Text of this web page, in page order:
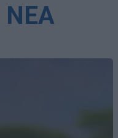
ΝΕΑ